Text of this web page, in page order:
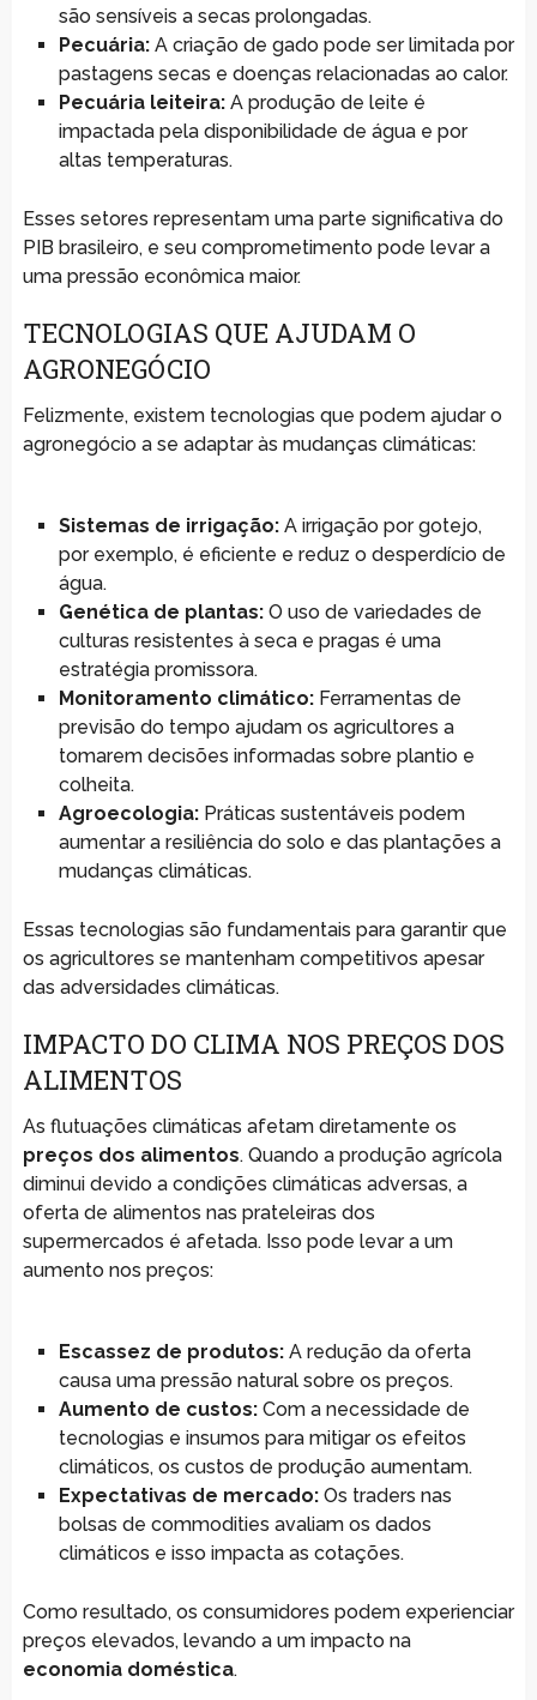
são sensíveis a secas prolongadas.
Pecuária:A criação de gado pode ser limitada por
pastagens secas e doenças relacionadas ao calor.
Pecuária leiteira:A produção de leite é
impactada pela disponibilidade de água e por
altas temperaturas.
Esses setores representam uma parte significativa do
PIB brasileiro, e seu comprometimento pode levar a
uma pressão econômica maior.
TECNOLOGIAS QUE AJUDAM O
AGRONEGÓCIO
Felizmente, existem tecnologias que podem ajudar o
agronegócio a se adaptar às mudanças climáticas:
Sistemas de irrigação:A irrigação por gotejo,
por exemplo, é eficiente e reduz o desperdício de
água.
Genética de plantas:O uso de variedades de
culturas resistentes à seca e pragas é uma
estratégia promissora.
Monitoramento climático:Ferramentas de
previsão do tempo ajudam os agricultores a
tomarem decisões informadas sobre plantio e
colheita.
Agroecologia:Práticas sustentáveis podem
aumentar a resiliência do solo e das plantações a
mudanças climáticas.
Essas tecnologias são fundamentais para garantir que
os agricultores se mantenham competitivos apesar
das adversidades climáticas.
IMPACTO DO CLIMA NOS PREÇOS DOS
ALIMENTOS
As flutuações climáticas afetam diretamente os
preços dos alimentos. Quando a produção agrícola
diminui devido a condições climáticas adversas, a
oferta de alimentos nas prateleiras dos
supermercados é afetada. Isso pode levar a um
aumento nos preços:
Escassez de produtos:A redução da oferta
causa uma pressão natural sobre os preços.
Aumento de custos:Com a necessidade de
tecnologias e insumos para mitigar os efeitos
climáticos, os custos de produção aumentam.
Expectativas de mercado:Os traders nas
bolsas de commodities avaliam os dados
climáticos e isso impacta as cotações.
Como resultado, os consumidores podem experienciar
preços elevados, levando a um impacto na
economia doméstica.